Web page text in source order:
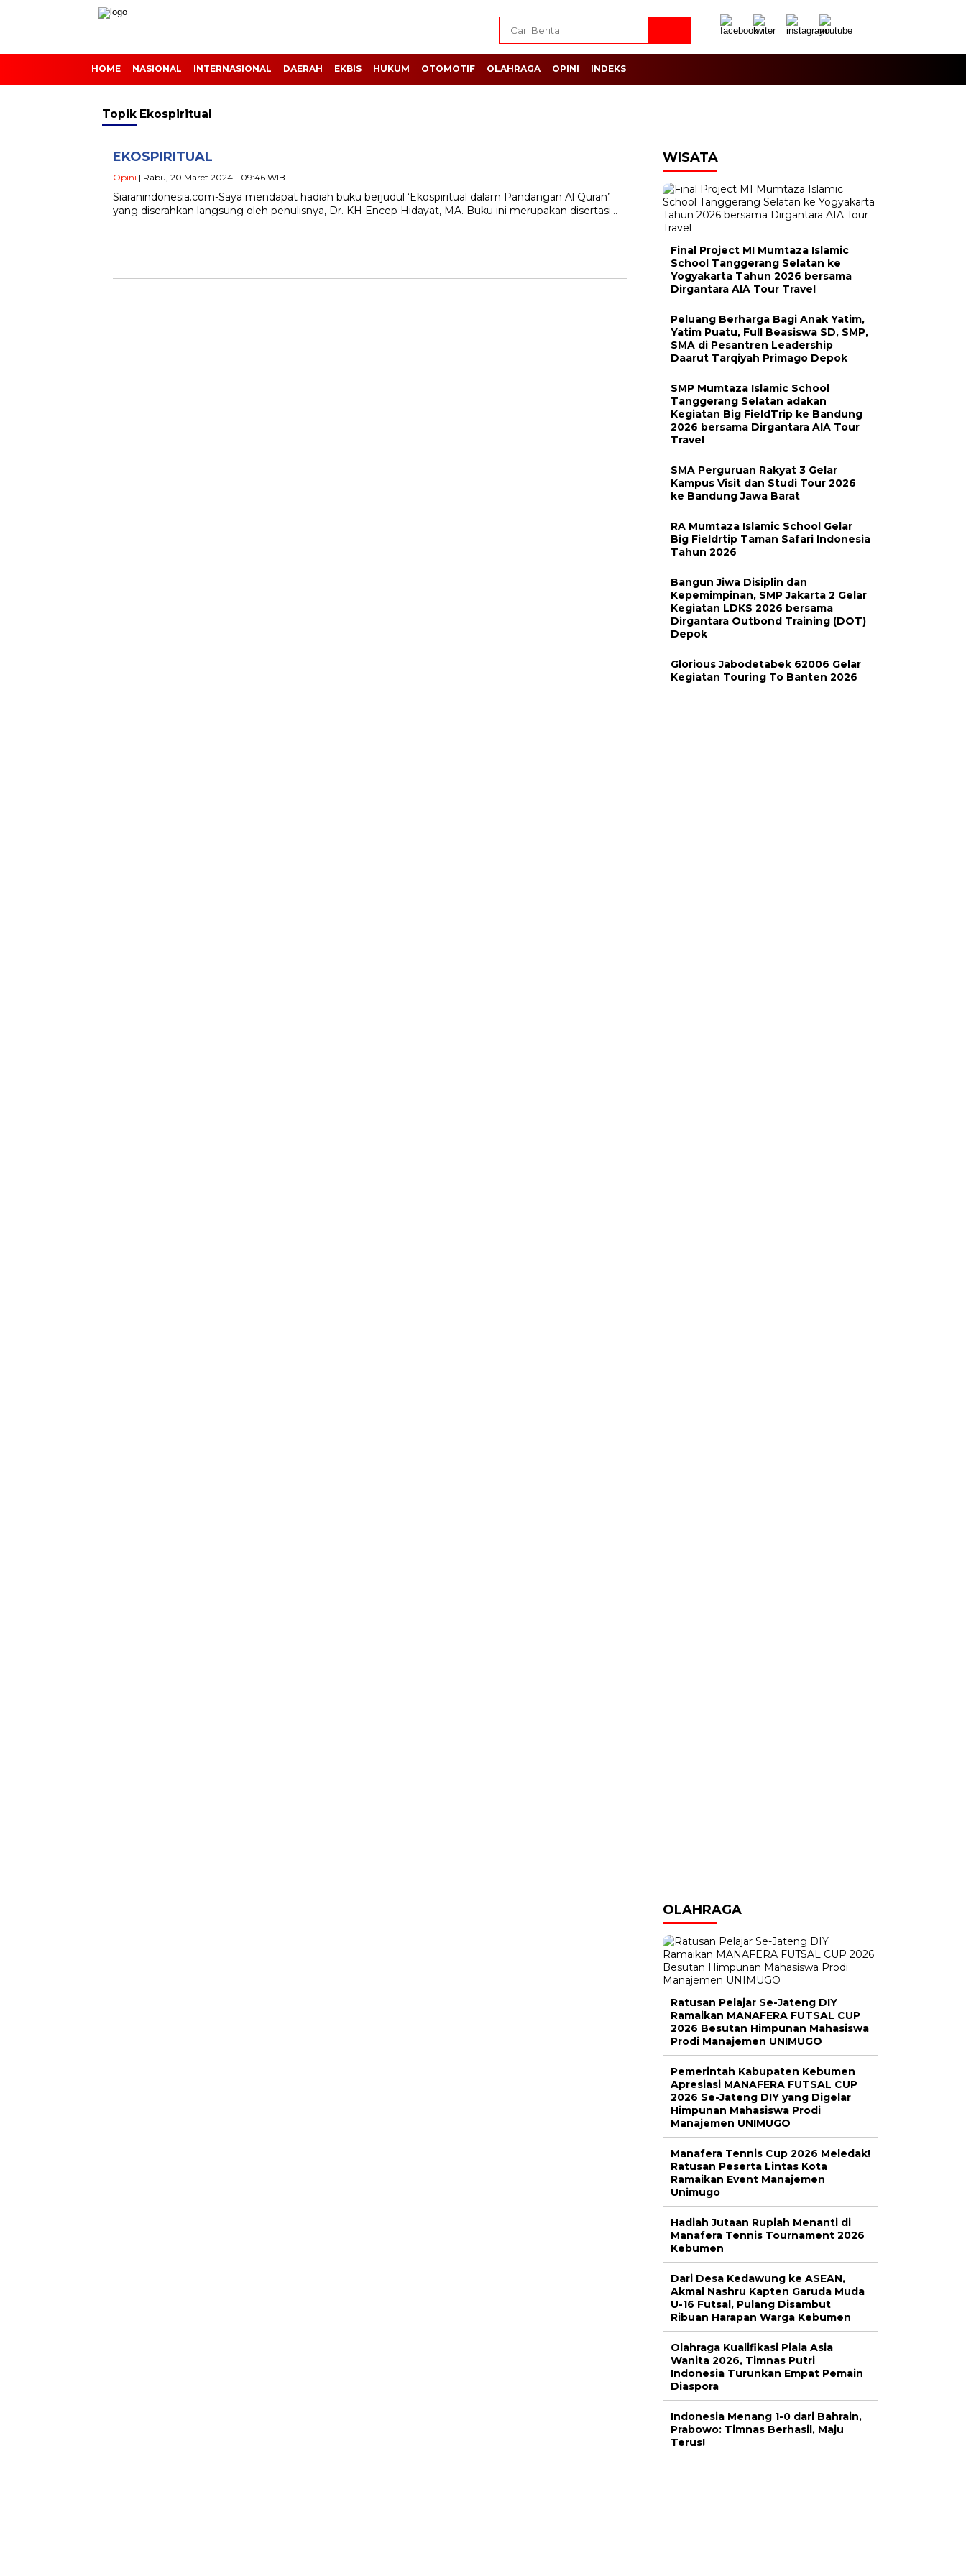
HOME NASIONAL INTERNASIONAL DAERAH EKBIS HUKUM OTOMOTIF OLAHRAGA OPINI INDEKS
Topik Ekospiritual
EKOSPIRITUAL
Opini | Rabu, 20 Maret 2024 - 09:46 WIB
Siaranindonesia.com-Saya mendapat hadiah buku berjudul ‘Ekospiritual dalam Pandangan Al Quran’
yang diserahkan langsung oleh penulisnya, Dr. KH Encep Hidayat, MA. Buku ini merupakan disertasi…
WISATA
Final Project MI Mumtaza Islamic
School Tanggerang Selatan ke
Yogyakarta Tahun 2026 bersama
Dirgantara AIA Tour Travel
Peluang Berharga Bagi Anak Yatim,
Yatim Puatu, Full Beasiswa SD, SMP,
SMA di Pesantren Leadership
Daarut Tarqiyah Primago Depok
SMP Mumtaza Islamic School
Tanggerang Selatan adakan
Kegiatan Big FieldTrip ke Bandung
2026 bersama Dirgantara AIA Tour
Travel
SMA Perguruan Rakyat 3 Gelar
Kampus Visit dan Studi Tour 2026
ke Bandung Jawa Barat
RA Mumtaza Islamic School Gelar
Big Fieldrtip Taman Safari Indonesia
Tahun 2026
Bangun Jiwa Disiplin dan
Kepemimpinan, SMP Jakarta 2 Gelar
Kegiatan LDKS 2026 bersama
Dirgantara Outbond Training (DOT)
Depok
Glorious Jabodetabek 62006 Gelar
Kegiatan Touring To Banten 2026
OLAHRAGA
Ratusan Pelajar Se-Jateng DIY
Ramaikan MANAFERA FUTSAL CUP
2026 Besutan Himpunan Mahasiswa
Prodi Manajemen UNIMUGO
Pemerintah Kabupaten Kebumen
Apresiasi MANAFERA FUTSAL CUP
2026 Se-Jateng DIY yang Digelar
Himpunan Mahasiswa Prodi
Manajemen UNIMUGO
Manafera Tennis Cup 2026 Meledak!
Ratusan Peserta Lintas Kota
Ramaikan Event Manajemen
Unimugo
Hadiah Jutaan Rupiah Menanti di
Manafera Tennis Tournament 2026
Kebumen
Dari Desa Kedawung ke ASEAN,
Akmal Nashru Kapten Garuda Muda
U-16 Futsal, Pulang Disambut
Ribuan Harapan Warga Kebumen
Olahraga Kualifikasi Piala Asia
Wanita 2026, Timnas Putri
Indonesia Turunkan Empat Pemain
Diaspora
Indonesia Menang 1-0 dari Bahrain,
Prabowo: Timnas Berhasil, Maju
Terus!